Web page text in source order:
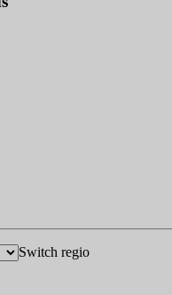
Switch regio